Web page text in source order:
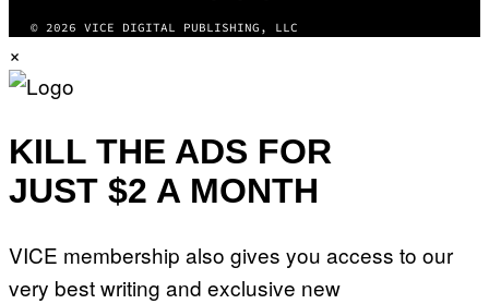
© 2026 VICE DIGITAL PUBLISHING, LLC
×
KILL THE ADS FOR
JUST $2 A MONTH
VICE membership also gives you access to our
very best writing and exclusive new